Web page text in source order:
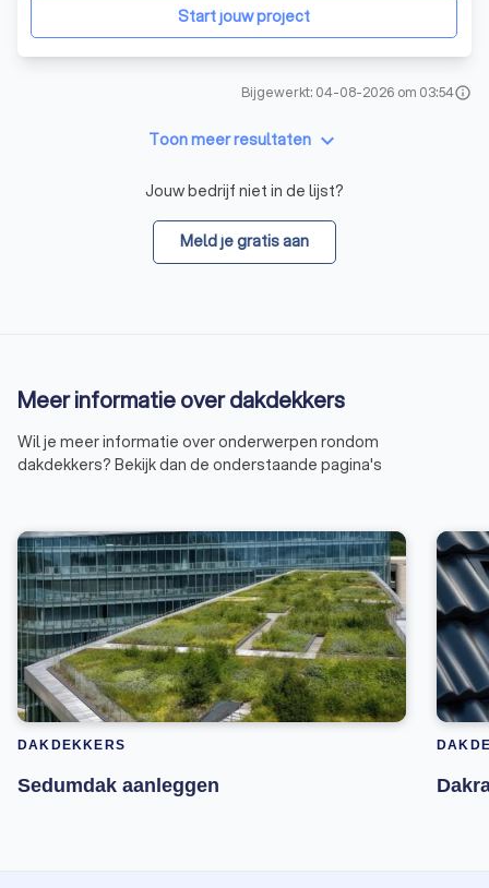
Start jouw project
Bijgewerkt: 04-08-2026 om 03:54info
Toon meer resultaten keyboard_arrow_down
Jouw bedrijf niet in de lijst?
Meld je gratis aan
Meer informatie over dakdekkers
Wil je meer informatie over onderwerpen rondom
dakdekkers? Bekijk dan de onderstaande pagina's
DAKDEKKERS
Sedumdak aanleggen